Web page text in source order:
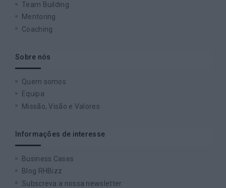
Team Building
Mentoring
Coaching
Sobre nós
Quem somos
Equipa
Missão, Visão e Valores
Informações de interesse
Business Cases
Blog RHBizz
Subscreva a nossa newsletter